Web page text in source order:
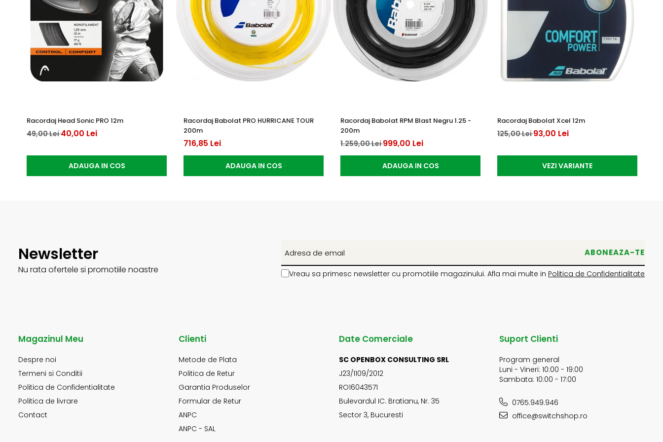
Racordaj Head Sonic PRO 12m
49,00 Lei40,00 Lei
ADAUGA IN COS
Racordaj Babolat PRO HURRICANE TOUR
200m
716,85 Lei
ADAUGA IN COS
Racordaj Babolat RPM Blast Negru 1.25 -
200m
1.259,00 Lei999,00 Lei
ADAUGA IN COS
Racordaj Babolat Xcel 12m
125,00 Lei93,00 Lei
VEZI VARIANTE
Newsletter
Nu rata ofertele si promotiile noastre Vreau sa primesc newsletter cu promotiile magazinului. Afla mai multe in Politica de Confidentialitate
Magazinul Meu
Despre noi
Termeni si Conditii
Politica de Confidentialitate
Politica de livrare
Contact
Clienti
Metode de Plata
Politica de Retur
Garantia Produselor
Formular de Retur
ANPC
ANPC - SAL
Date Comerciale
SC OPENBOX CONSULTING SRL
J23/1109/2012
RO16043571
Bulevardul IC. Bratianu, Nr. 35
Sector 3, Bucuresti
Suport Clienti
Program general
Luni - Vineri: 10:00 - 19:00
Sambata: 10:00 - 17:00
0765.949.946
office@switchshop.ro